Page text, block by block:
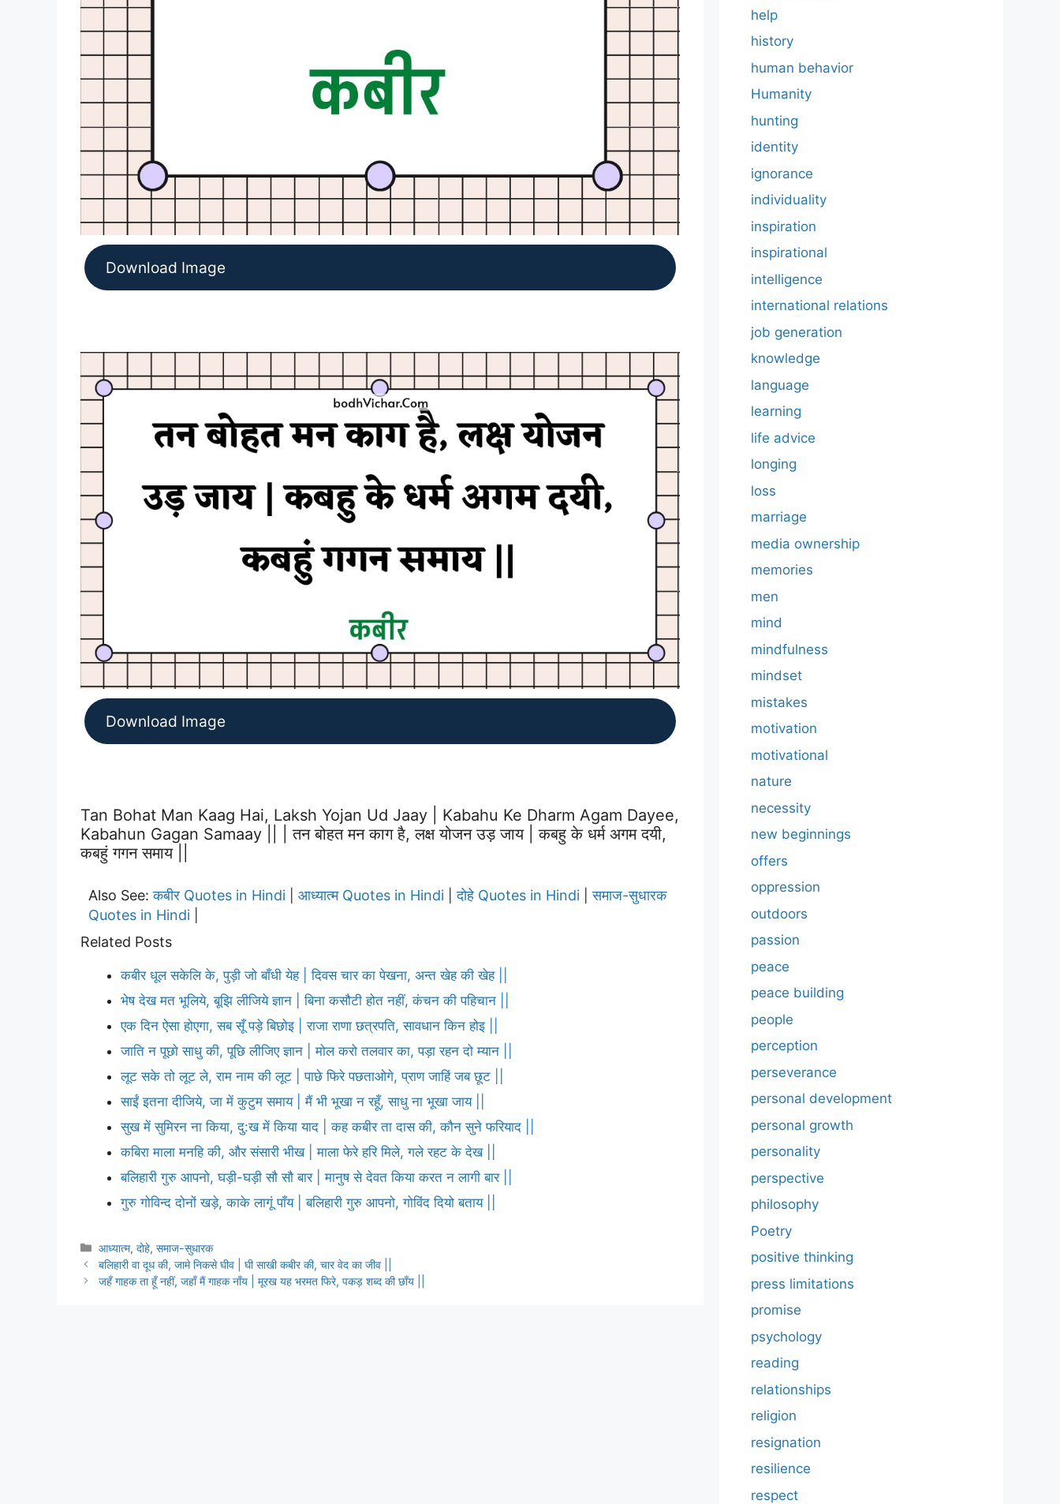
Download Image
Download Image
Tan Bohat Man Kaag Hai, Laksh Yojan Ud Jaay | Kabahu Ke Dharm Agam Dayee,
Kabahun Gagan Samaay || | तन बोहत मन काग है, लक्ष योजन उड़ जाय | कबहु के धर्म अगम दयी,
कबहुं गगन समाय ||
Also See:कबीर Quotes in Hindi आध्यात्म Quotes in Hindi |दोहे Quotes in Hindi |समाज-सुधारक
Quotes in Hindi
Related Posts
कबीर धूल सकेलि के, पुड़ी जो बाँधी येह | दिवस चार का पेखना, अन्त खेह की खेह ||
भेष देख मत भूलिये, बूझि लीजिये ज्ञान | बिना कसौटी होत नहीं, कंचन की पहिचान ||
एक दिन ऐसा होएगा, सब सूँ पड़े बिछोइ | राजा राणा छत्रपति, सावधान किन होइ ||
जाति न पूछो साधु की, पूछि लीजिए ज्ञान | मोल करो तलवार का, पड़ा रहन दो म्यान ||
लूट सके तो लूट ले, राम नाम की लूट | पाछे फिरे पछताओगे, प्राण जाहिं जब छूट ||
साईं इतना दीजिये, जा में कुटुम समाय | मैं भी भूखा न रहूँ, साधु ना भूखा जाय ||
सुख में सुमिरन ना किया, दु:ख में किया याद | कह कबीर ता दास की, कौन सुने फरियाद ||
कबिरा माला मनहि की, और संसारी भीख | माला फेरे हरि मिले, गले रहट के देख ||
बलिहारी गुरु आपनो, घड़ी-घड़ी सौ सौ बार | मानुष से देवत किया करत न लागी बार ||
गुरु गोविन्द दोनों खड़े, काके लागूं पाँय | बलिहारी गुरु आपनो, गोविंद दियो बताय ||
Categories
आध्यात्म,दोहे,समाज-सुधारक
बलिहारी वा दूध की, जामे निकसे घीव | घी साखी कबीर की, चार वेद का जीव ||
जहँ गाहक ता हूँ नहीं, जहाँ मैं गाहक नाँय | मूरख यह भरमत फिरे, पकड़ शब्द की छाँय ||
help
history
human behavior
Humanity
hunting
identity
ignorance
individuality
inspiration
inspirational
intelligence
international relations
job generation
knowledge
language
learning
life advice
longing
loss
marriage
media ownership
memories
men
mind
mindfulness
mindset
mistakes
motivation
motivational
nature
necessity
new beginnings
offers
oppression
outdoors
passion
peace
peace building
people
perception
perseverance
personal development
personal growth
personality
perspective
philosophy
Poetry
positive thinking
press limitations
promise
psychology
reading
relationships
religion
resignation
resilience
respect